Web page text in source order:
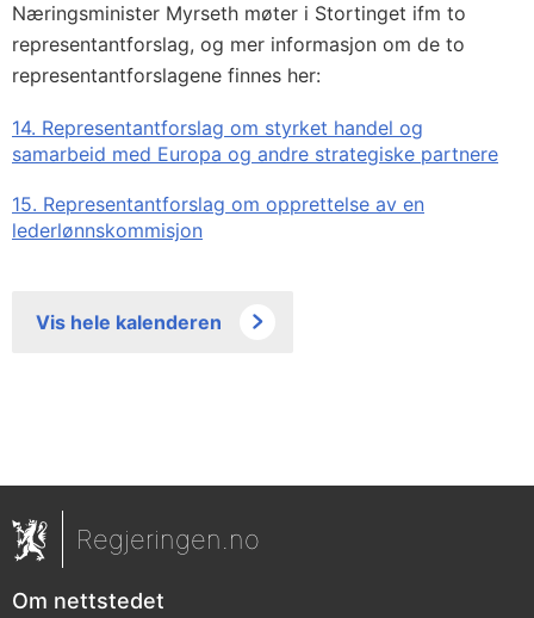
Næringsminister Myrseth møter i Stortinget ifm to
representantforslag, og mer informasjon om de to
representantforslagene finnes her:
14. Representantforslag om styrket handel og
samarbeid med Europa og andre strategiske partnere
15. Representantforslag om opprettelse av en
lederlønnskommisjon
Vis hele kalenderen
Regjeringen.no
Om nettstedet